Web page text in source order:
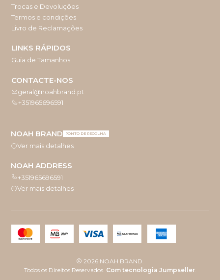
Trocas e Devoluções
Termos e condições
Livro de Reclamações
LINKS RÁPIDOS
Guia de Tamanhos
CONTACTE-NOS
geral@noahbrand.pt
+351965696591
NOAH BRAND PONTO DE RECOLHA
Ver mais detalhes
NOAH ADDRESS
+351965696591
Ver mais detalhes
2026 NOAH BRAND.
Todos os Direitos Reservados. Com tecnologia Jumpseller.